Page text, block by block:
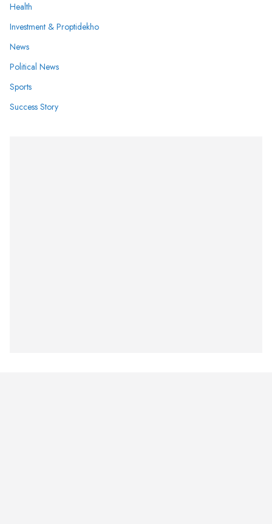
Health
Investment & Proptidekho
News
Political News
Sports
Success Story